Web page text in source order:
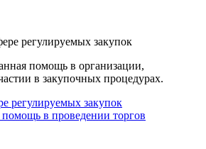
регулируемых закупок
помощь в организации,
в закупочных процедурах.
регулируемых закупок
в проведении торгов